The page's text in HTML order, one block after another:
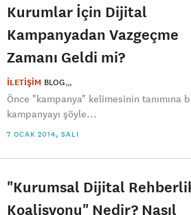
Kurumlar İçin Dijital
Kampanyadan Vazgeçme
Zamanı Geldi mi?
İLETİŞİM BLOG
Önce "kampanya" kelimesinin
kampanyayı şöyle...
7 OCAK 2014, SALI
"Kurumsal Dijital
Koalisyonu" Nedir? Nasıl